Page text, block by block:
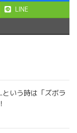
LINE
いう時は「ズボラ